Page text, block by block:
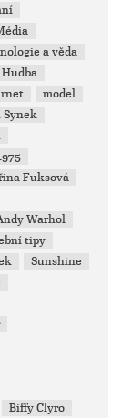
a věda
Hudba
model
Fuksová
Warhol
tipy
Sunshine
Biffy Clyro